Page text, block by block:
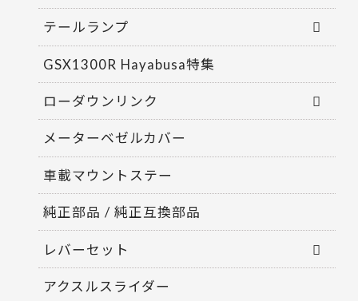
テールランプ
GSX1300R Hayabusa特集
ローダウンリンク
メーターベゼルカバー
車載マウントステー
純正部品 / 純正互換部品
レバーセット
アクスルスライダー